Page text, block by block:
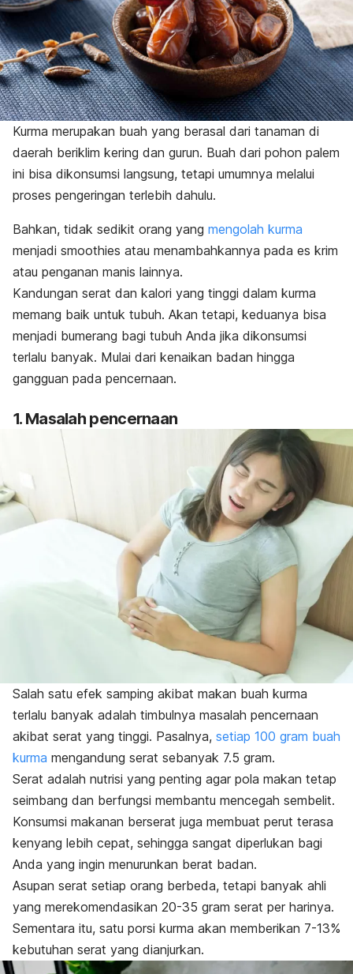
Kurma merupakan buah yang berasal dari tanaman di
daerah beriklim kering dan gurun. Buah dari pohon palem
ini bisa dikonsumsi langsung, tetapi umumnya melalui
proses pengeringan terlebih dahulu.
Bahkan, tidak sedikit orang yang mengolah kurma
menjadi smoothies atau menambahkannya pada es krim
atau penganan manis lainnya.
Kandungan serat dan kalori yang tinggi dalam kurma
memang baik untuk tubuh. Akan tetapi, keduanya bisa
menjadi bumerang bagi tubuh Anda jika dikonsumsi
terlalu banyak. Mulai dari kenaikan badan hingga
gangguan pada pencernaan.
1. Masalah pencernaan
Salah satu efek samping akibat makan buah kurma
terlalu banyak adalah timbulnya masalah pencernaan
akibat serat yang tinggi. Pasalnya, setiap 100 gram buah
kurma mengandung serat sebanyak 7.5 gram.
Serat adalah nutrisi yang penting agar pola makan tetap
seimbang dan berfungsi membantu mencegah sembelit.
Konsumsi makanan berserat juga membuat perut terasa
kenyang lebih cepat, sehingga sangat diperlukan bagi
Anda yang ingin menurunkan berat badan.
Asupan serat setiap orang berbeda, tetapi banyak ahli
yang merekomendasikan 20-35 gram serat per harinya.
Sementara itu, satu porsi kurma akan memberikan 7-13%
kebutuhan serat yang dianjurkan.